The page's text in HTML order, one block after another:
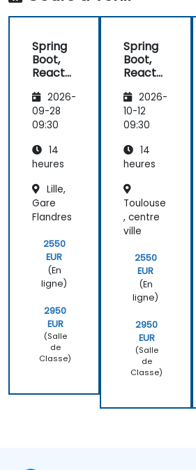
Spring
Boot,
React
Redux
2026-
09-28
09:30
14
heures
Lille,
Gare
Flandres
2550
EUR
(En
ligne)
2950
EUR
(Salle
de
Classe)
Spring
Boot,
React
Redux
2026-
10-12
09:30
14
heures
Toulouse
, centre
ville
2550
EUR
(En
ligne)
2950
EUR
(Salle
de
Classe)